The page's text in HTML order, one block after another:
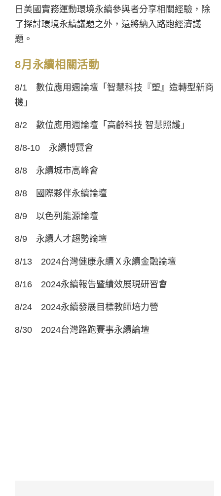
日美國實務運動環境永續參與者分享相關經驗，除
了探討環境永續議題之外，還將納入路跑經濟議
題。
8月永續相關活動
8/1 數位應用週論壇「智慧科技『塑』造轉型新商
機」
8/2 數位應用週論壇「高齡科技 智慧照護」
8/8-10 永續博覽會
8/8 永續城市高峰會
8/8 國際夥伴永續論壇
8/9 以色列能源論壇
8/9 永續人才趨勢論壇
8/13 2024台灣健康永續Ｘ永續金融論壇
8/16 2024永續報告暨績效展現研習會
8/24 2024永續發展目標教師培力營
8/30 2024台灣路跑賽事永續論壇